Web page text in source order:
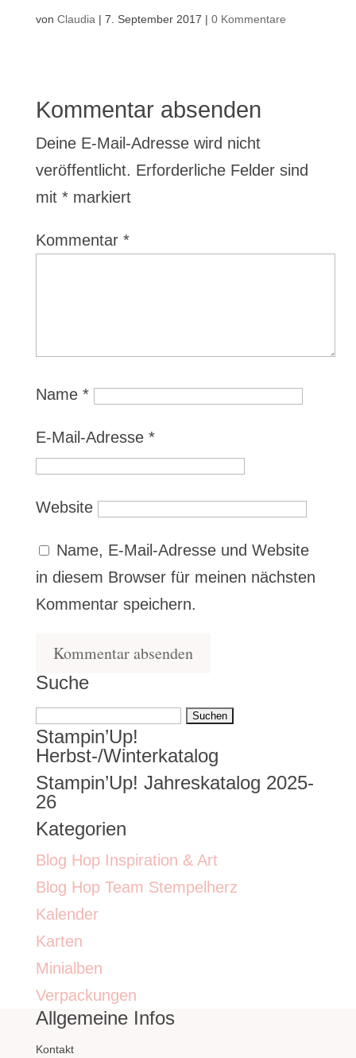
von Claudia | 7. September 2017 | 0 Kommentare
Kommentar absenden
Deine E-Mail-Adresse wird nicht
veröffentlicht. Erforderliche Felder sind
mit *markiert
Kommentar *
Name *
E-Mail-Adresse *
Website
Name, E-Mail-Adresse und Website
in diesem Browser für meinen nächsten
Kommentar speichern.
Suche
Suchen
nach:
Stampin’Up!
Herbst-/Winterkatalog
Stampin’Up! Jahreskatalog 2025-
26
Kategorien
Blog Hop Inspiration & Art
Blog Hop Team Stempelherz
Kalender
Karten
Minialben
Verpackungen
Allgemeine Infos
Kontakt